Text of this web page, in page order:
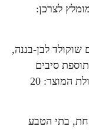
מחיר מומלץ לצרכן:
שוקולד לבן-בננה,
סיבים
תזונתיים (FOS). אינם מכילים גלוטן. תכולת המוצר: 20
בתי הטבע